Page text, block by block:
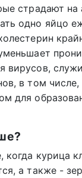
страдают на
одно яйцо
вирусов,
в том
для
курица
а также -